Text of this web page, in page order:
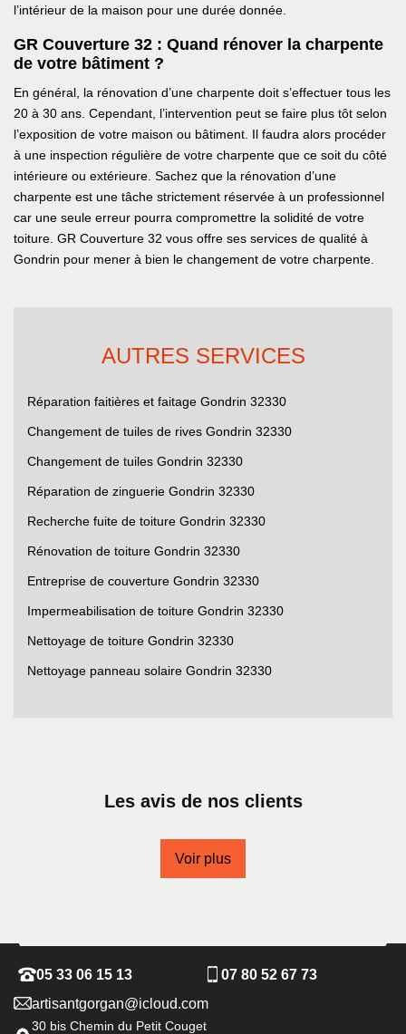
l’intérieur de la maison pour une durée donnée.
GR Couverture 32 : Quand rénover la charpente
de votre bâtiment ?
En général, la rénovation d’une charpente doit s’effectuer tous les
20 à 30 ans. Cependant, l’intervention peut se faire plus tôt selon
l’exposition de votre maison ou bâtiment. Il faudra alors procéder
à une inspection régulière de votre charpente que ce soit du côté
intérieure ou extérieure. Sachez que la rénovation d’une
charpente est une tâche strictement réservée à un professionnel
car une seule erreur pourra compromettre la solidité de votre
toiture. GR Couverture 32 vous offre ses services de qualité à
Gondrin pour mener à bien le changement de votre charpente.
AUTRES SERVICES
Réparation faitières et faitage Gondrin 32330
Changement de tuiles de rives Gondrin 32330
Changement de tuiles Gondrin 32330
Réparation de zinguerie Gondrin 32330
Recherche fuite de toiture Gondrin 32330
Rénovation de toiture Gondrin 32330
Entreprise de couverture Gondrin 32330
Impermeabilisation de toiture Gondrin 32330
Nettoyage de toiture Gondrin 32330
Nettoyage panneau solaire Gondrin 32330
Les avis de nos clients
Voir plus
05 33 06 15 13
07 80 52 67 73
artisantgorgan@icloud.com
30 bis Chemin du Petit Couget